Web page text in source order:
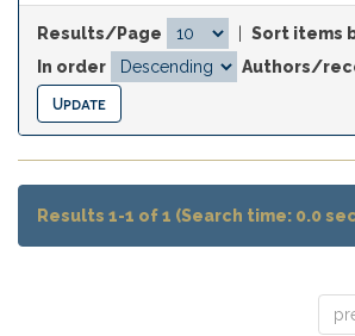
Results/Page
Sort items
In order
Authors/
Results 1-1 of 1 (Search time: 0.0